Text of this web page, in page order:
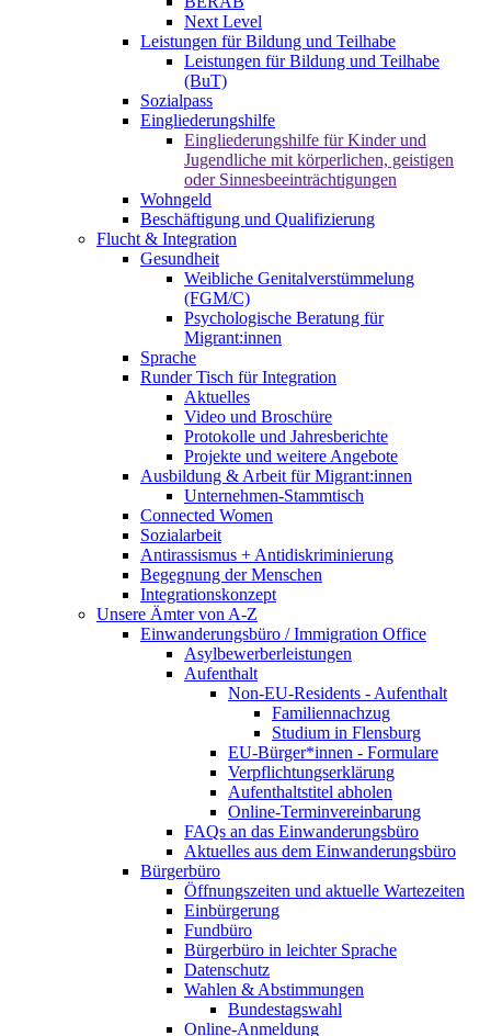
Next Level
Leistungen für Bildung und Teilhabe
Leistungen für Bildung und Teilhabe
(BuT)
Sozialpass
Eingliederungshilfe
Eingliederungshilfe für Kinder und
Jugendliche mit körperlichen, geistigen
oder Sinnesbeeinträchtigungen
Wohngeld
Beschäftigung und Qualifizierung
Flucht & Integration
Gesundheit
Weibliche Genitalverstümmelung
(FGM/C)
Psychologische Beratung für
Migrant:innen
Sprache
Runder Tisch für Integration
Aktuelles
Video und Broschüre
Protokolle und Jahresberichte
Projekte und weitere Angebote
Ausbildung & Arbeit für Migrant:innen
Unternehmen-Stammtisch
Connected Women
Sozialarbeit
Antirassismus + Antidiskriminierung
Begegnung der Menschen
Integrationskonzept
Unsere Ämter von A-Z
Einwanderungsbüro / Immigration Office
Asylbewerberleistungen
Aufenthalt
Non-EU-Residents - Aufenthalt
Familiennachzug
Studium in Flensburg
EU-Bürger*innen - Formulare
Verpflichtungserklärung
Aufenthaltstitel abholen
Online-Terminvereinbarung
FAQs an das Einwanderungsbüro
Aktuelles aus dem Einwanderungsbüro
Bürgerbüro
Öffnungszeiten und aktuelle Wartezeiten
Einbürgerung
Fundbüro
Bürgerbüro in leichter Sprache
Datenschutz
Wahlen & Abstimmungen
Bundestagswahl
Online-Anmeldung